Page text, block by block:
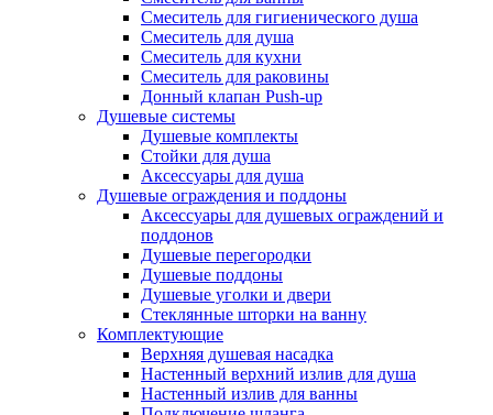
Смеситель для гигиенического душа
Смеситель для душа
Смеситель для кухни
Смеситель для раковины
Донный клапан Push-up
Душевые системы
Душевые комплекты
Стойки для душа
Аксессуары для душа
Душевые ограждения и поддоны
Аксессуары для душевых ограждений и
поддонов
Душевые перегородки
Душевые поддоны
Душевые уголки и двери
Стеклянные шторки на ванну
Комплектующие
Верхняя душевая насадка
Настенный верхний излив для душа
Настенный излив для ванны